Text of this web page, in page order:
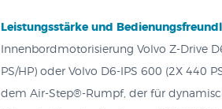
Leistungsstärke und
Innenbordmotorisierung Volvo Z-Drive
PS/HP) oder Volvo D6-IPS 600 (2X 440
dem Air-Step®-Rumpf, der für